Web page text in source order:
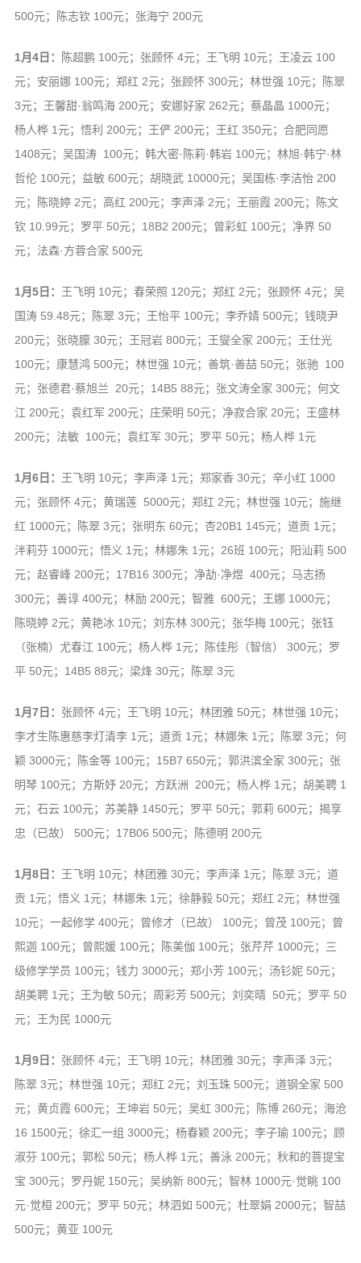
500元；陈志钦 100元；张海宁 200元
1月4日：
陈超鹏 100元；张顾怀 4元；王飞明 10元；王凌云 100
元；安丽娜 100元；郑红 2元；张顾怀 300元；林世强 10元；陈翠
3元；王馨甜·翁鸣海 200元；安娜好家 262元；蔡晶晶 1000元；
杨人桦 1元；悟利 200元；王俨 200元；王红 350元；合肥同愿
1408元；吴国涛 100元；韩大密·陈莉·韩岩 100元；林旭·韩宁·林
哲伦 100元；益敏 600元；胡晓武 10000元；吴国栋·李洁怡 200
元；陈晓婷 2元；高红 200元；李声泽 2元；王丽霞 200元；陈文
钦 10.99元；罗平 50元；18B2 200元；曾彩虹 100元；净界 50
元；法森·方蓉合家 500元
1月5日： 王飞明 10元；春荣照 120元；郑红 2元；张顾怀 4元；吴
国涛 59.48元；陈翠 3元；王怡平 100元；李乔婧 500元；钱晓尹
200元；张晓朦 30元；王冠岩 800元；王燮全家 200元；王仕光
100元；康慧鸿 500元；林世强 10元；善筑·善喆 50元；张驰 100
元；张德君·蔡旭兰 20元；14B5 88元；张文涛全家 300元；何文
江 200元；袁红军 200元；庄荣明 50元；净寂合家 20元；王盛林
200元；法敏 100元；袁红军 30元；罗平 50元；杨人桦 1元
1月6日： 王飞明 10元；李声泽 1元；郑家香 30元；辛小红 1000
元；张顾怀 4元；黄瑞莲 5000元；郑红 2元；林世强 10元；施继
红 1000元；陈翠 3元；张明东 60元；杏20B1 145元；道贡 1元；
泮莉芬 1000元；悟义 1元；林娜朱 1元；26班 100元；阳汕莉 500
元；赵睿峰 200元；17B16 300元；净劼·净煜 400元；马志扬
300元；善谆 400元；林励 200元；智雅 600元；王娜 1000元；
陈晓婷 2元；黄艳冰 10元；刘东林 300元；张华梅 100元；张钰
（张楠）尤春江 100元；杨人桦 1元；陈佳彤（智信） 300元；罗
平 50元；14B5 88元；梁烽 30元；陈翠 3元
1月7日： 张顾怀 4元；王飞明 10元；林团雅 50元；林世强 10元；
李才生陈惠慈李灯清李 1元；道贡 1元；林娜朱 1元；陈翠 3元；何
颖 3000元；陈金等 100元；15B7 650元；郭洪滨全家 300元；张
明琴 100元；方斯妤 20元；方跃洲 200元；杨人桦 1元；胡美聘 1
元；石云 100元；苏美静 1450元；罗平 50元；郭莉 600元；揭享
忠（已故） 500元；17B06 500元；陈德明 200元
1月8日： 王飞明 10元；林团雅 30元；李声泽 1元；陈翠 3元；道
贡 1元；悟义 1元；林娜朱 1元；徐静毅 50元；郑红 2元；林世强
10元；一起修学 400元；曾修才（已故） 100元；曾茂 100元；曾
熙迦 100元；曾熙媛 100元；陈美伽 100元；张芹芹 1000元；三
级修学学员 100元；钱力 3000元；郑小芳 100元；汤钐妮 50元；
胡美聘 1元；王为敏 50元；周彩芳 500元；刘奕晴 50元；罗平 50
元；王为民 1000元
1月9日： 张顾怀 4元；王飞明 10元；林团雅 30元；李声泽 3元；
陈翠 3元；林世强 10元；郑红 2元；刘玉珠 500元；道钢全家 500
元；黄贞霞 600元；王坤岩 50元；吴虹 300元；陈博 260元；海沧
16 1500元；徐汇一组 3000元；杨春颖 200元；李子瑜 100元；顾
淑芬 100元；郭松 50元；杨人桦 1元；善泳 200元；秋和的菩提宝
宝 300元；罗丹妮 150元；吴纳新 800元；智林 1000元·觉眺 100
元·觉桓 200元；罗平 50元；林泗如 500元；杜翠娟 2000元；智喆
500元；黄亚 100元